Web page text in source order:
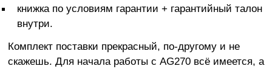
книжка по условиям гарантии + гарантийный талон
внутри.
Комплект поставки прекрасный, по-другому и не
скажешь. Для начала работы с AG270 всё имеется, а